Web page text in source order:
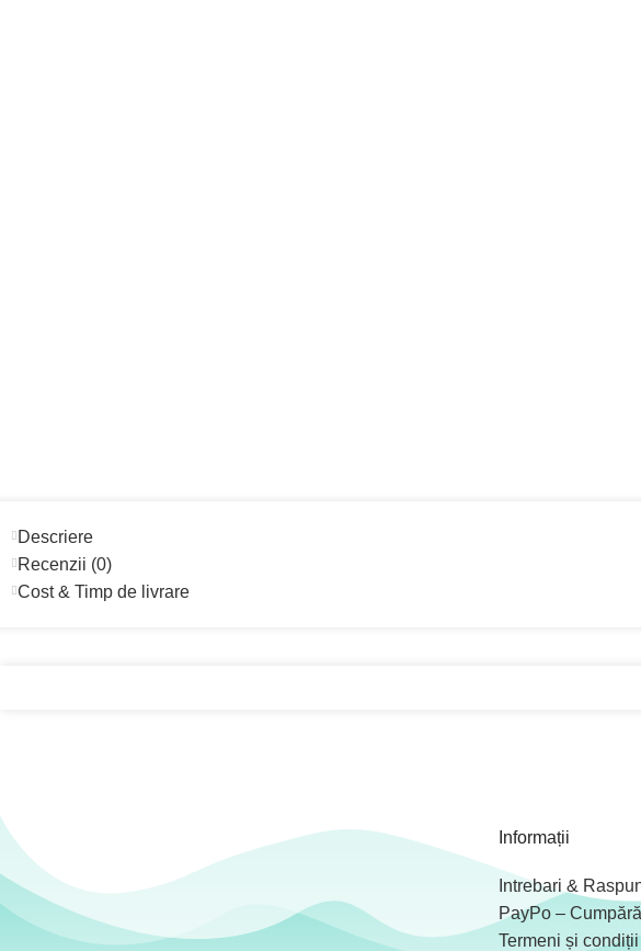
Descriere
Recenzii (0)
Cost & Timp de livrare
Informații
Intrebari &
PayPo –
Termeni și condiții